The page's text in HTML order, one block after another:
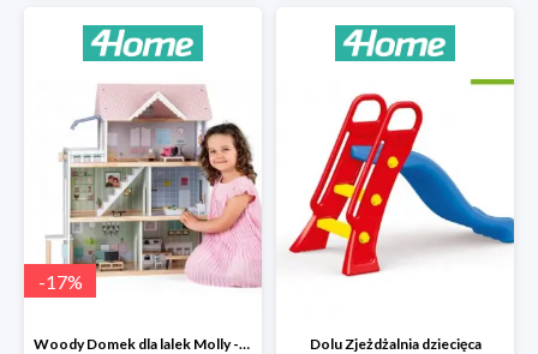
-17%
Woody Domek dla lalek Molly -78zł Dolu Zjeżdżalnia dziecięca